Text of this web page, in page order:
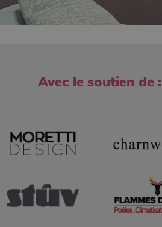
Avec le soutien de :